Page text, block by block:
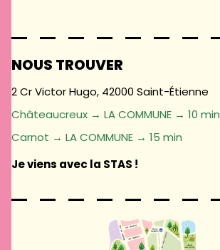
NOUS TROUVER
2 Cr Victor Hugo, 42000 Saint-Étienne
Châteaucreux → LA COMMUNE → 10 min
Carnot → LA COMMUNE → 15 min
Je viens avec la STAS !